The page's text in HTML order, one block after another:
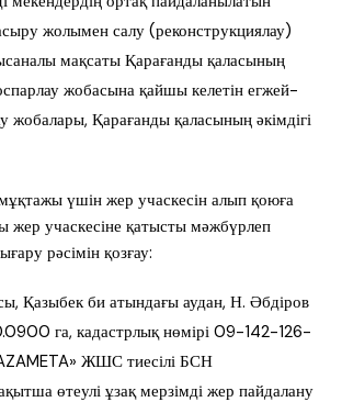
жолымен салу (реконструкциялау)
мақсаты Қарағанды қаласының
жобасына қайшы келетін егжей-
жобалары, Қарағанды қаласының әкімдігі
үшін жер учаскесін алып қоюға
жер учаскесіне қатысты мәжбүрлеп
рәсімін қозғау:
Қазыбек би атындағы аудан, Н. Әбдіров
га, кадастрлық нөмірі 09-142-126-
ЖШС тиесілі БСН
өтеулі ұзақ мерзімді жер пайдалану